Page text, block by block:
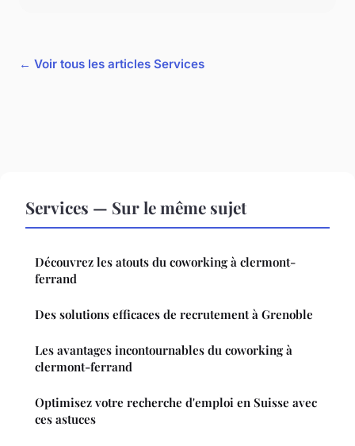
← Voir tous les articles Services
Services — Sur le même sujet
Découvrez les atouts du coworking à clermont-
ferrand
Des solutions efficaces de recrutement à Grenoble
Les avantages incontournables du coworking à
clermont-ferrand
Optimisez votre recherche d'emploi en Suisse avec
ces astuces